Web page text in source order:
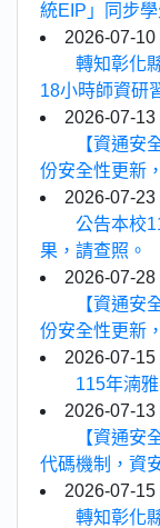
統EIP」同步學
2026-07-10
轉知彰化
18小時師資研
2026-07-13
【資通安
份安全性更新
2026-07-23
公告本校
果，請查照。
2026-07-28
【資通安
份安全性更新
2026-07-15
115年湳
2026-07-13
【資通安
代碼機制，資
2026-07-15
轉知彰化